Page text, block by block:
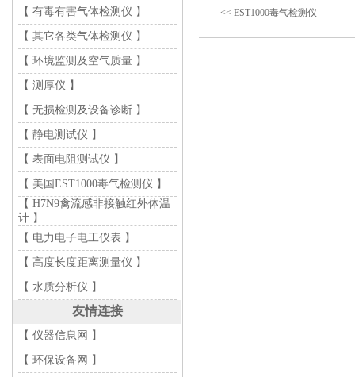
【 有毒有害气体检测仪 】
【 其它各类气体检测仪 】
【 环境监测及空气质量 】
【 测厚仪 】
【 无损检测及设备诊断 】
【 静电测试仪 】
【 表面电阻测试仪 】
【 美国EST1000毒气检测仪 】
【 H7N9禽流感非接触红外体温
计 】
【 电力电子电工仪表 】
【 高度长度距离测量仪 】
【 水质分析仪 】
友情连接
【 仪器信息网 】
【 环保设备网 】
<< EST1000毒气检测仪